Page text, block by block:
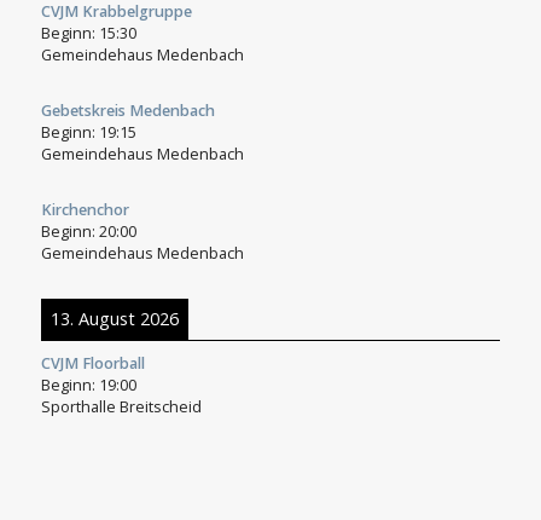
CVJM Krabbelgruppe
Beginn: 15:30
Gemeindehaus Medenbach
Gebetskreis Medenbach
Beginn: 19:15
Gemeindehaus Medenbach
Kirchenchor
Beginn: 20:00
Gemeindehaus Medenbach
13. August 2026
CVJM Floorball
Beginn: 19:00
Sporthalle Breitscheid